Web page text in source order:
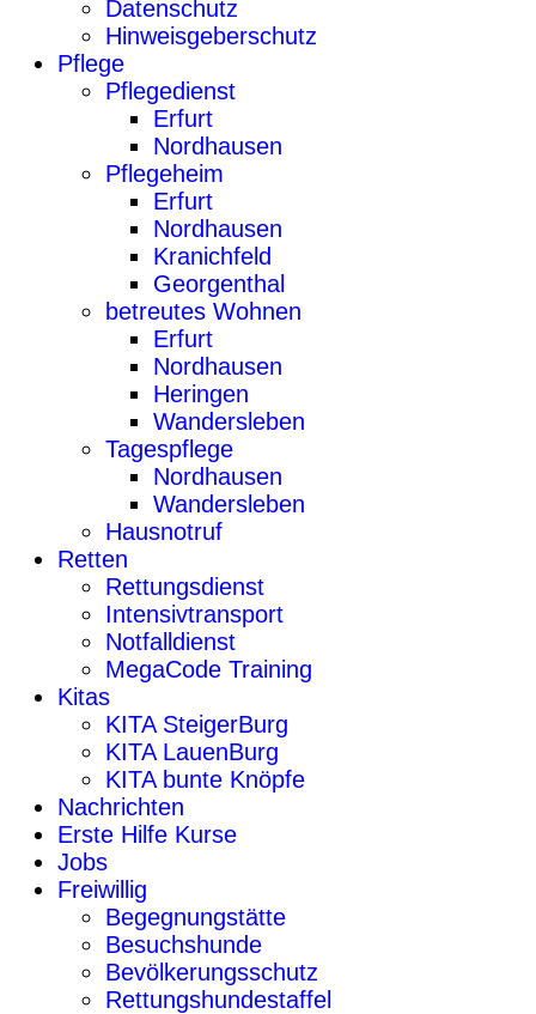
Datenschutz
Hinweisgeberschutz
Pflege
Pflegedienst
Erfurt
Nordhausen
Pflegeheim
Erfurt
Nordhausen
Kranichfeld
Georgenthal
betreutes Wohnen
Erfurt
Nordhausen
Heringen
Wandersleben
Tagespflege
Nordhausen
Wandersleben
Hausnotruf
Retten
Rettungsdienst
Intensivtransport
Notfalldienst
MegaCode Training
Kitas
KITA SteigerBurg
KITA LauenBurg
KITA bunte Knöpfe
Nachrichten
Erste Hilfe Kurse
Jobs
Freiwillig
Begegnungstätte
Besuchshunde
Bevölkerungsschutz
Rettungshundestaffel